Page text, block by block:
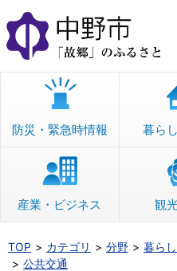
本
文
へ
移
防災・緊急時情報 暮ら
産業・ビジネス 観
TOP カテゴリ 分野 暮ら
公共交通